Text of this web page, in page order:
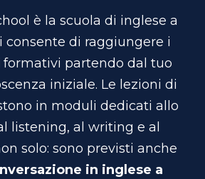
è la scuola di inglese a
consente di raggiungere i
partendo dal tuo
iniziale. Le lezioni di
in moduli dedicati allo
listening, al writing e al
solo: sono previsti anche
in inglese a